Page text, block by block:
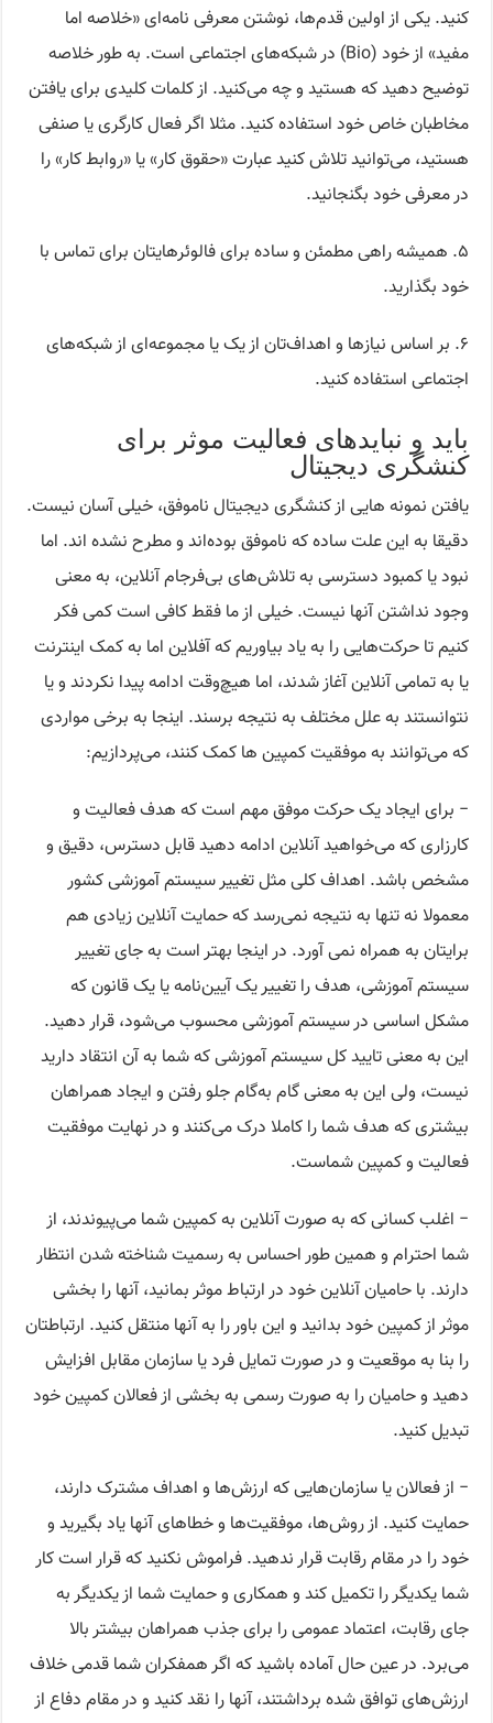
کنید. یکی از اولین قدم‌ها، نوشتن معرفی نامه‌ای «خلاصه اما
مفید» از خود (Bio) در شبکه‌های اجتماعی است. به طور خلاصه
توضیح دهید که هستید و چه می‌کنید. از کلمات کلیدی برای یافتن
مخاطبان خاص خود استفاده کنید. مثلا اگر فعال کارگری یا صنفی
هستید، می‌توانید تلاش کنید عبارت «حقوق کار» یا «روابط کار» را
در معرفی خود بگنجانید.
۵. همیشه راهی مطمئن و ساده برای فالوئرهایتان برای تماس با
خود بگذارید.
۶. بر اساس نیازها و اهداف‌تان از یک یا مجموعه‌ای از شبکه‌های
اجتماعی استفاده کنید.
باید و نبایدهای فعالیت موثر برای
کنشگری دیجیتال
یافتن نمونه هایی از کنشگری دیجیتال ناموفق، خیلی آسان نیست.
دقیقا به این علت ساده که ناموفق بوده‌اند و مطرح نشده اند. اما
نبود یا کمبود دسترسی به تلاش‌های بی‌فرجام آنلاین، به معنی
وجود نداشتن آنها نیست. خیلی از ما فقط کافی است کمی فکر
کنیم تا حرکت‌هایی را به یاد بیاوریم که آفلاین اما به کمک اینترنت
یا به تمامی آنلاین آغاز شدند، اما هیچ‌وقت ادامه پیدا نکردند و یا
نتوانستند به علل مختلف به نتیجه برسند. اینجا به برخی مواردی
که می‌توانند به موفقیت کمپین ها کمک کنند، می‌پردازیم:
− برای ایجاد یک حرکت موفق مهم است که هدف فعالیت و
کارزاری که می‌خواهید آنلاین ادامه دهید قابل دسترس، دقیق و
مشخص باشد. اهداف کلی مثل تغییر سیستم آموزشی کشور
معمولا نه تنها به نتیجه نمی‌رسد که حمایت آنلاین زیادی هم
برایتان به همراه نمی آورد. در اینجا بهتر است به جای تغییر
سیستم آموزشی، هدف را تغییر یک آیین‌نامه یا یک قانون که
مشکل اساسی در سیستم آموزشی محسوب می‌شود، قرار دهید.
این به معنی تایید کل سیستم آموزشی که شما به آن انتقاد دارید
نیست، ولی این به معنی گام به‌گام جلو رفتن و ایجاد همراهان
بیشتری که هدف شما را کاملا درک می‌کنند و در نهایت موفقیت
فعالیت و کمپین شماست.
− اغلب کسانی که به صورت آنلاین به کمپین شما می‌پیوندند، از
شما احترام و همین طور احساس به رسمیت شناخته شدن انتظار
دارند. با حامیان آنلاین خود در ارتباط موثر بمانید، آنها را بخشی
موثر از کمپین خود بدانید و این باور را به آنها منتقل کنید. ارتباطتان
را بنا به موقعیت و در صورت تمایل فرد یا سازمان مقابل افزایش
دهید و حامیان را به صورت رسمی به بخشی از فعالان کمپین خود
تبدیل کنید.
− از فعالان یا سازمان‌هایی که ارزش‌ها و اهداف مشترک دارند،
حمایت کنید. از روش‌ها، موفقیت‌ها و خطاهای آنها یاد بگیرید و
خود را در مقام رقابت قرار ندهید. فراموش نکنید که قرار است کار
شما یکدیگر را تکمیل کند و همکاری و حمایت شما از یکدیگر به
جای رقابت، اعتماد عمومی را برای جذب همراهان بیشتر بالا
می‌برد. در عین حال آماده باشید که اگر همفکران شما قدمی خلاف
ارزش‌های توافق شده برداشتند، آنها را نقد کنید و در مقام دفاع از